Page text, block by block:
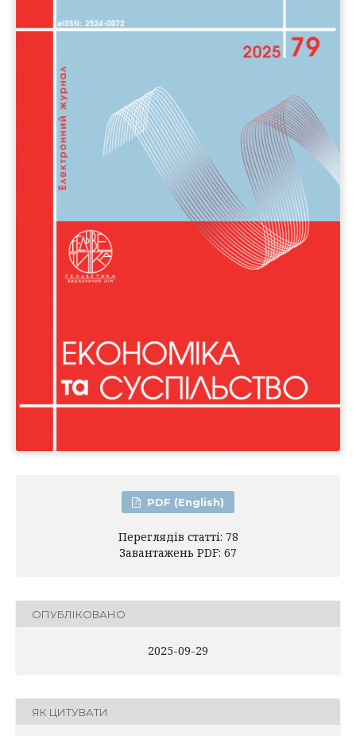
PDF (English)
Переглядів статті: 78
Завантажень PDF: 67
ОПУБЛІКОВАНО
2025-09-29
ЯК ЦИТУВАТИ